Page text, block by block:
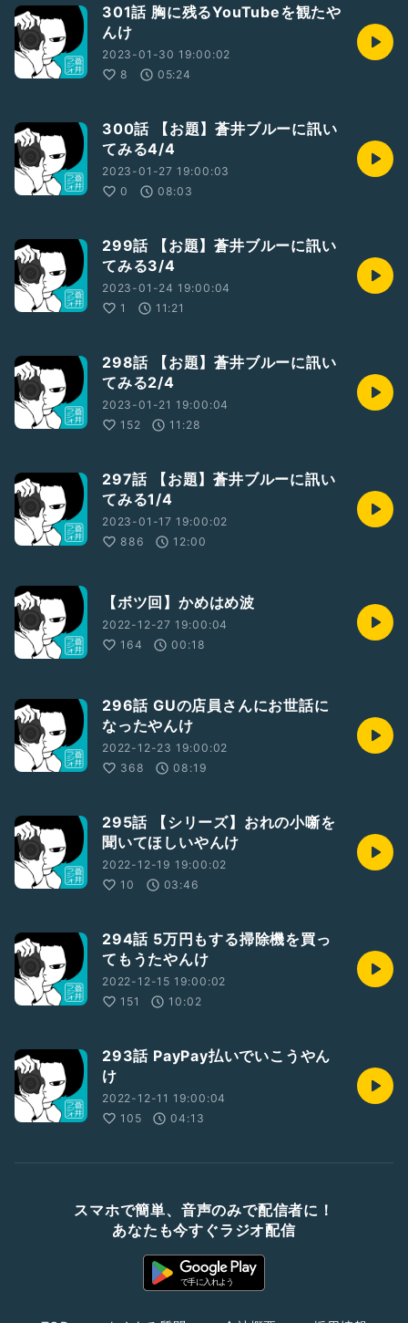
301話 胸に残るYouTubeを観たや
んけ
2023-01-30 19:00:02
8
05:24
300話 【お題】蒼井ブルーに訊い
てみる4/4
2023-01-27 19:00:03
0
08:03
299話 【お題】蒼井ブルーに訊い
てみる3/4
2023-01-24 19:00:04
1
11:21
298話 【お題】蒼井ブルーに訊い
てみる2/4
2023-01-21 19:00:04
152
11:28
297話 【お題】蒼井ブルーに訊い
てみる1/4
2023-01-17 19:00:02
886
12:00
【ボツ回】かめはめ波
2022-12-27 19:00:04
164
00:18
296話 GUの店員さんにお世話に
なったやんけ
2022-12-23 19:00:02
368
08:19
295話 【シリーズ】おれの小噺を
聞いてほしいやんけ
2022-12-19 19:00:02
10
03:46
294話 5万円もする掃除機を買っ
てもうたやんけ
2022-12-15 19:00:02
151
10:02
293話 PayPay払いでいこうやん
け
2022-12-11 19:00:04
105
04:13
スマホで簡単、音声のみで配信者に！
あなたも今すぐラジオ配信